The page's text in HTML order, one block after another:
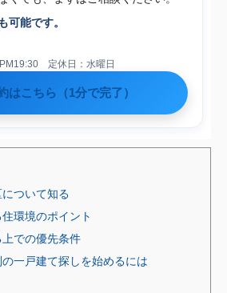
可能です。
定休日：水曜日
はこちら（1分で完了）
について知る
環境のポイント
上での優先条件
の一戸建て探しを始めるには